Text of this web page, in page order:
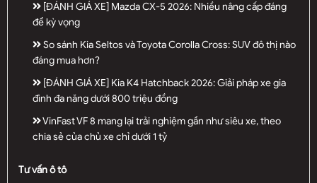
[ĐÁNH GIÁ XE] Mazda CX-5 2026: Nhiều nâng cấp đáng
để kỳ vọng
So sánh Kia Seltos và Toyota Corolla Cross: SUV đô thị nào
đáng mua hơn?
[ĐÁNH GIÁ XE] Kia K4 Hatchback 2026: Giải pháp xe gia
đình đa năng dưới 800 triệu đồng
VinFast VF 8 mang lại trải nghiệm gần như siêu xe, theo
chia sẻ của chủ xe chỉ dưới 1 tỷ
Tư vấn ô tô